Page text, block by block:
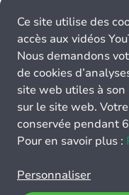
Ce site utilise des
accès aux vidéos
Nous demandons
de cookies
site web utiles à
sur le site web.
conservée pendant
Pour en savoir plus :
Personnaliser